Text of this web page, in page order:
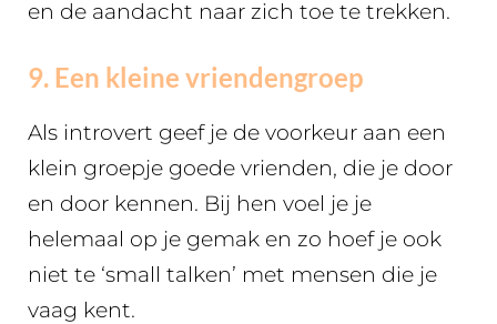
en de aandacht naar zich toe te trekken.
9. Een kleine vriendengroep
Als introvert geef je de voorkeur aan een
klein groepje goede vrienden, die je door
en door kennen. Bij hen voel je je
helemaal op je gemak en zo hoef je ook
niet te ‘small talken’ met mensen die je
vaag kent.